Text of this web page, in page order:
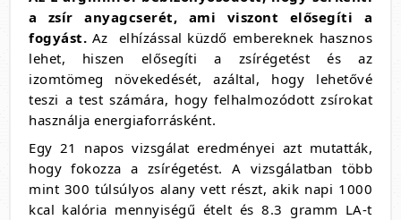
a zsír anyagcserét, ami viszont elősegíti a
fogyást. Az elhízással küzdő embereknek hasznos
lehet, hiszen elősegíti a zsírégetést és az
izomtömeg növekedését, azáltal, hogy lehetővé
teszi a test számára, hogy felhalmozódott zsírokat
használja energiaforrásként.
Egy 21 napos vizsgálat eredményei azt mutatták,
hogy fokozza a zsírégetést. A vizsgálatban több
mint 300 túlsúlyos alany vett részt, akik napi 1000
kcal kalória mennyiségű ételt és 8.3 gramm LA-t